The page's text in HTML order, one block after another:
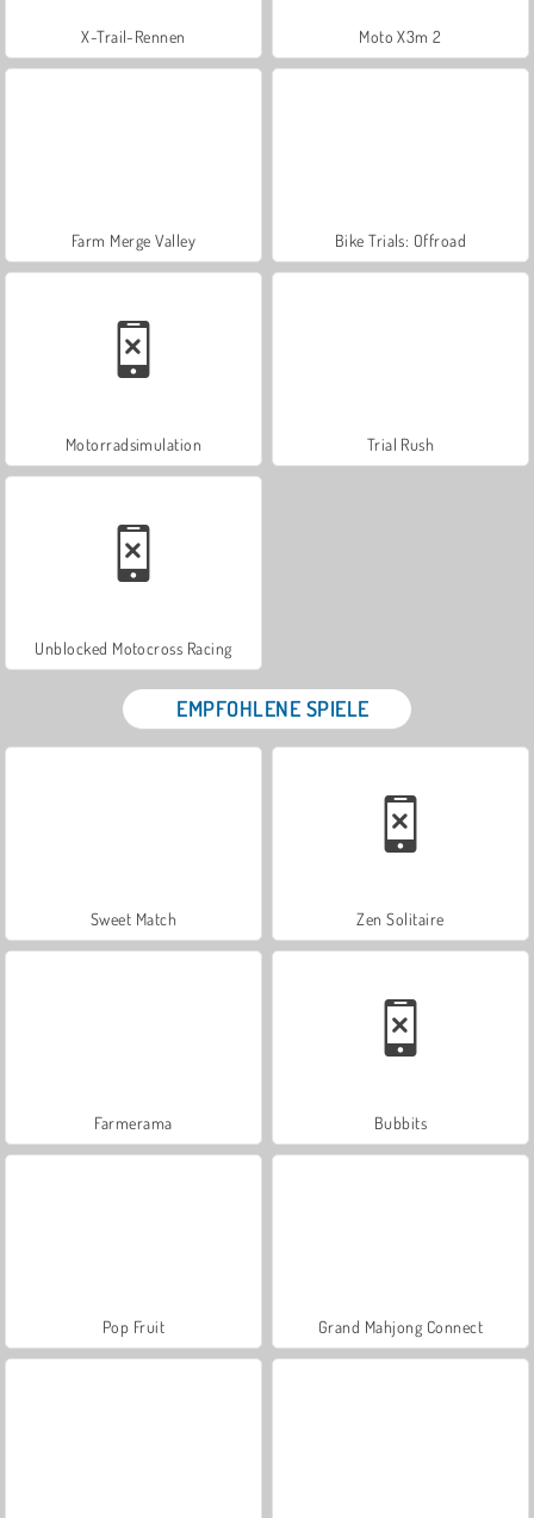
X-Trail-Rennen Moto X3m 2
Farm Merge Valley Bike Trials: Offroad
Motorradsimulation Trial Rush
Unblocked Motocross Racing
EMPFOHLENE SPIELE
Sweet Match Zen Solitaire
Farmerama Bubbits
Pop Fruit Grand Mahjong Connect